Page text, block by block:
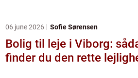
06 june 2026 Sofie Sørensen
Bolig til leje i Viborg:
finder du den rette